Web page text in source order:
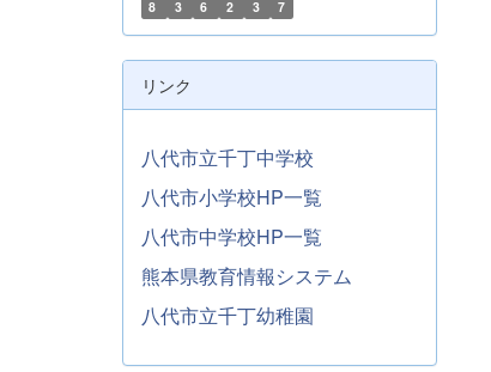
8 3 6 2 3 7
リンク
八代市立千丁中学校
八代市小学校HP一覧
八代市中学校HP一覧
熊本県教育情報システム
八代市立千丁幼稚園